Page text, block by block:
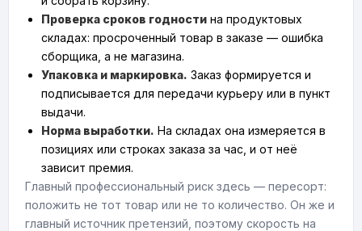
Проверка сроков годности на продуктовых
складах: просроченный товар в заказе — ошибка
сборщика, а не магазина.
Упаковка и маркировка. Заказ формируется и
подписывается для передачи курьеру или в пункт
выдачи.
Норма выработки. На складах она измеряется в
позициях или строках заказа за час, и от неё
зависит премия.
Главный профессиональный риск здесь — пересорт:
положить не тот товар или не то количество. Он же и
главный источник претензий, поэтому скорость на